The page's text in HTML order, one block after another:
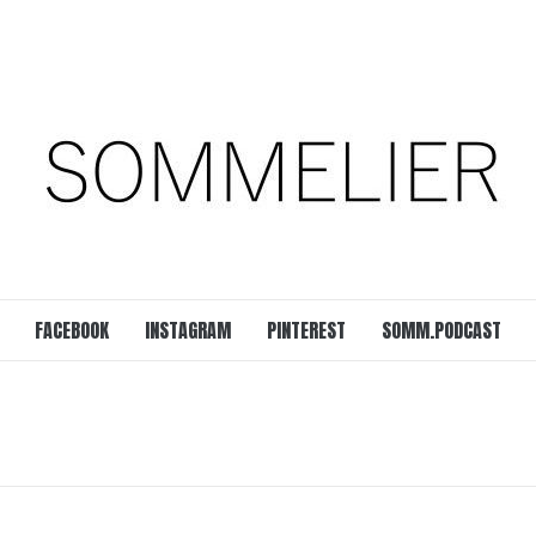
FACEBOOK INSTAGRAM PINTEREST SOMM.PODCAST